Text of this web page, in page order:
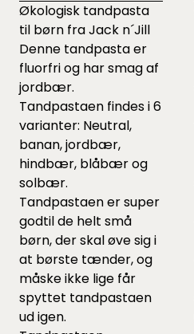
Økologisk tandpasta
til børn fra Jack n´Jill
Denne tandpasta er
fluorfri og har smag af
jordbær.
Tandpastaen findes i 6
varianter: Neutral,
banan, jordbær,
hindbær, blåbær og
solbær.
Tandpastaen er super
godtil de helt små
børn, der skal øve sig i
at børste tænder, og
måske ikke lige får
spyttet tandpastaen
ud igen.